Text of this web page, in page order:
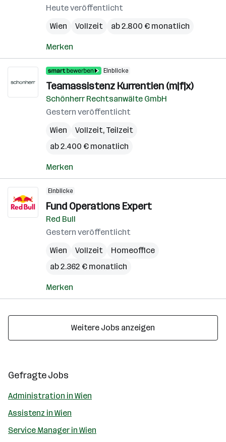
Heute veröffentlicht
Wien
Vollzeit ab 2.800 € monatlich
Merken
Einblicke
Teamassistenz Kurrentien (m|f|x)
Schönherr Rechtsanwälte GmbH
Gestern veröffentlicht
Wien
Vollzeit, Teilzeit
ab 2.400 € monatlich
Merken
Einblicke
Fund Operations Expert
Red Bull
Gestern veröffentlicht
Wien
Vollzeit
Homeoffice
ab 2.362 € monatlich
Merken
Weitere Jobs anzeigen
Gefragte Jobs
Administration in Wien
Assistenz in Wien
Service Manager in Wien